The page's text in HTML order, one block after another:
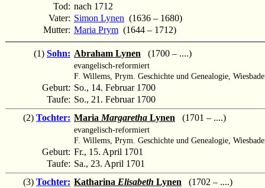
Tod: nach 1712
Vater: Simon Lynen (1636 – 1680)
Mutter: Maria Prym (1644 – 1712)
(1) Sohn: Abraham Lynen (1700 – ....)
evangelisch-reformiert
F. Willems, Prym. Geschichte und Genealogie,
Geburt: So., 14. Februar 1700
Taufe: So., 21. Februar 1700
(2) Tochter: Maria Margaretha Lynen (1701 – ....)
evangelisch-reformiert
F. Willems, Prym. Geschichte und Genealogie,
Geburt: Fr., 15. April 1701
Taufe: Sa., 23. April 1701
(3) Tochter: Katharina Elisabeth Lynen (1702 – ....)